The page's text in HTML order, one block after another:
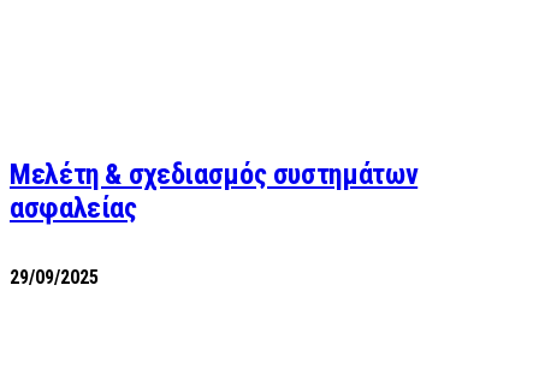
Μελέτη & σχεδιασμός συστημάτων
ασφαλείας
29/09/2025